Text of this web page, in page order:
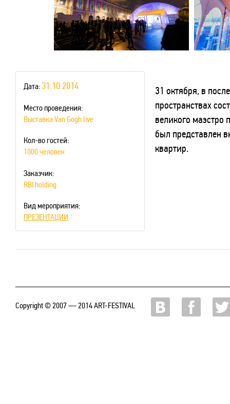
Дата: 31.10.2014
Место проведения:
Выставка Van Gogh live
Кол-во гостей:
1000 человек
Заказчик:
RBI holding
Вид мероприятия:
ПРЕЗЕНТАЦИИ /
31 октября, в
пространствах
великого
был представлен
квартир.
Copyright © 2007 — 2014 ART-FESTIVAL